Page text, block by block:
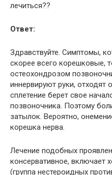
лечиться??
Ответ:
Здравствуйте. Симптомы,
скорее всего корешковые,
остеохондрозом
иннервируют руки, отходят
сплетение берет свое
позвоночника. Поэтому
затылок. Вероятно,
корешка нерва.
Лечение подобных
консервативное, включает
(группа нестероидных